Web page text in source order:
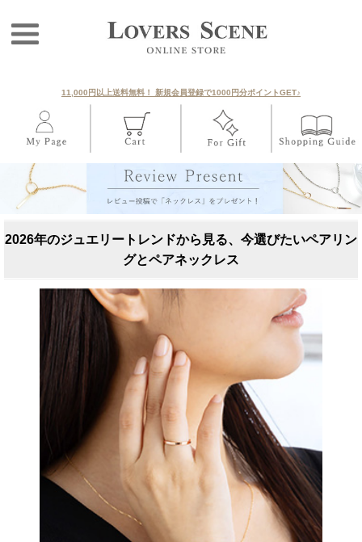
11,000円以上送料無料！ 新規会員登録で1000円分ポイントGET♪
2026年のジュエリートレンドから見る、今選びたいペアリン
グとペアネックレス